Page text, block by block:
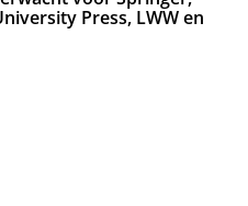
Press, LWW en